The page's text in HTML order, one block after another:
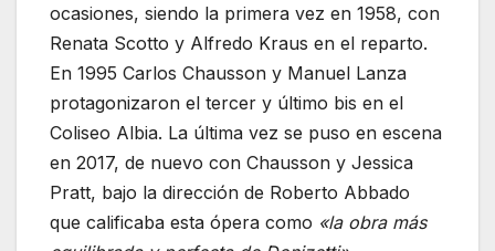
ocasiones, siendo la primera vez en 1958, con
Renata Scotto y Alfredo Kraus en el reparto.
En 1995 Carlos Chausson y Manuel Lanza
protagonizaron el tercer y último bis en el
Coliseo Albia. La última vez se puso en escena
en 2017, de nuevo con Chausson y Jessica
Pratt, bajo la dirección de Roberto Abbado
que calificaba esta ópera como «la obra más